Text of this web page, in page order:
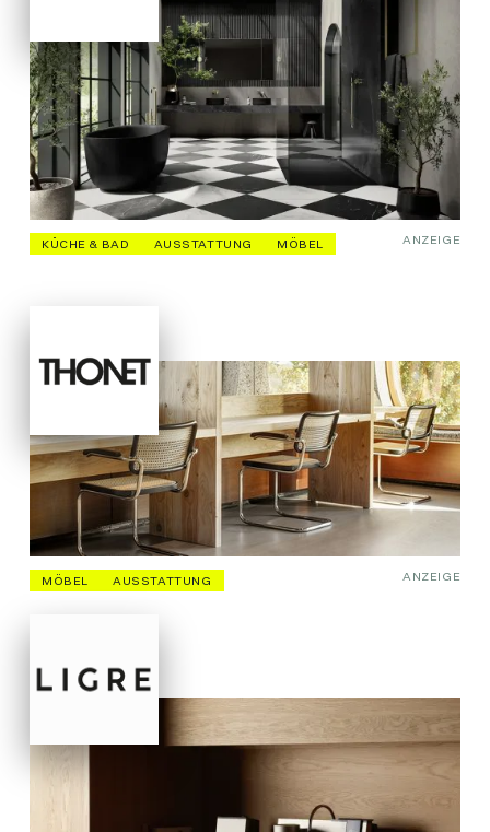
KÜCHE & BAD AUSSTATTUNG MÖBEL ANZEIGE
MÖBEL AUSSTATTUNG ANZEIGE